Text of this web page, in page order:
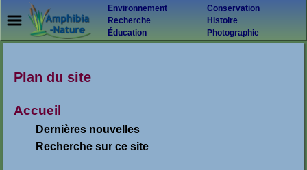
Environnement
Conservation
Recherche
Histoire
Éducation
Photographie
Plan du site
Accueil
Dernières nouvelles
Recherche sur ce site